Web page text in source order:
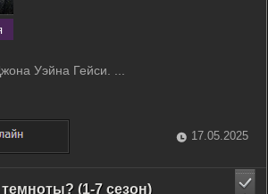
Уэйна Гейси. ...
17.05.2025
(1-7 сезон)